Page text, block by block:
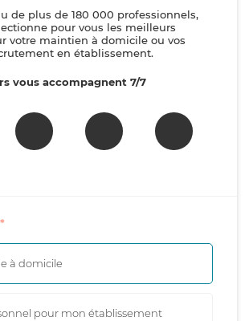
de plus de 180 000 professionnels,
pour vous les meilleurs
votre maintien à domicile ou vos
en établissement.
vous accompagnent 7/7
à domicile
pour mon établissement